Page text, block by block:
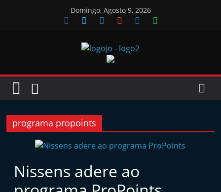
Domingo, Agosto 9, 2026
Jornal
Oficinas
J
r
n
programa propoints
Nissens adere ao